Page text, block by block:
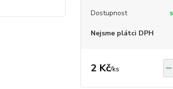
Dostupnost
Nejsme plátci DPH
2 Kč/ks